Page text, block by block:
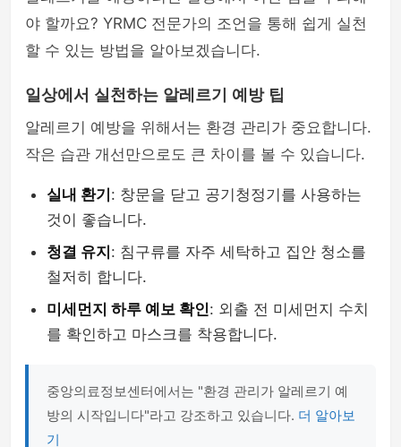
야 할까요? YRMC 전문가의 조언을 통해 쉽게 실천
할 수 있는 방법을 알아보겠습니다.
일상에서 실천하는 알레르기 예방 팁
알레르기 예방을 위해서는 환경 관리가 중요합니다.
작은 습관 개선만으로도 큰 차이를 볼 수 있습니다.
실내 환기 : 창문을 닫고 공기청정기를 사용하는
것이 좋습니다.
청결 유지 : 침구류를 자주 세탁하고 집안 청소를
철저히 합니다.
미세먼지 하루 예보 확인: 외출 전 미세먼지 수치
를 확인하고 마스크를 착용합니다.
중앙의료정보센터에서는 "환경 관리가 알레르기 예
방의 시작입니다"라고 강조하고 있습니다. 더 알아보
기